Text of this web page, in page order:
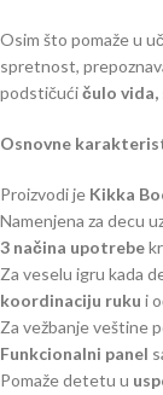
Osim što pomaže u
spretnost,
podstičućičulo vida,
Osnovne
Proizvodi je Kikka
Namenjena za decu
3 načina upotrebe
Za veselu igru kada
koordinaciju ruku i
Za vežbanje veštine
Funkcionalni panel
Pomaže detetu u